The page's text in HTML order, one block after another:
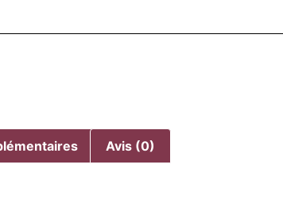
Avis (0)